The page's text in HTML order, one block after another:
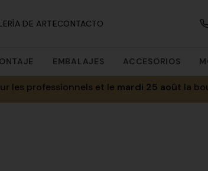
DE ARTECONTACTO
EMBALAJES ACCESORIOS
les professionnels et le mardi 25 août la